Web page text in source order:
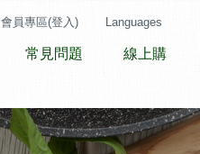
常見問題 線上購
會員專區(登入) Languages